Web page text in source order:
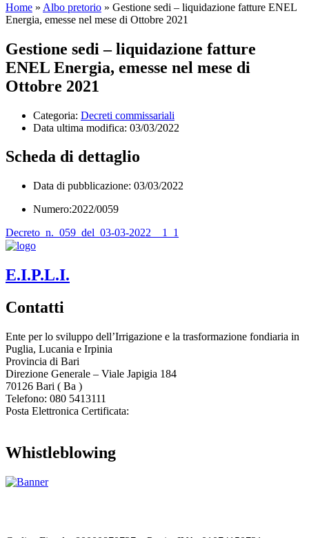
Home » Albo pretorio » Gestione sedi – liquidazione fatture ENEL
Energia, emesse nel mese di Ottobre 2021
Gestione sedi – liquidazione fatture
ENEL Energia, emesse nel mese di
Ottobre 2021
Categoria: Decreti commissariali
Data ultima modifica: 03/03/2022
Scheda di dettaglio
Data di pubblicazione: 03/03/2022
Numero:2022/0059
Decreto_n._059_del_03-03-2022__1_1
E.I.P.L.I.
Contatti
Ente per lo sviluppo dell’Irrigazione e la trasformazione fondiaria in
Puglia, Lucania e Irpinia
Provincia di Bari
Direzione Generale – Viale Japigia 184
70126 Bari ( Ba )
Telefono: 080 5413111
Posta Elettronica Certificata:
Whistleblowing